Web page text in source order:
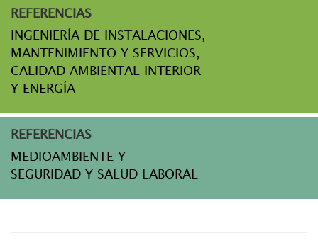
REFERENCIAS
INGENIERÍA DE INSTALACIONES,
MANTENIMIENTO Y SERVICIOS,
CALIDAD AMBIENTAL INTERIOR
Y ENERGÍA
REFERENCIAS
MEDIOAMBIENTE Y
SEGURIDAD Y SALUD LABORAL